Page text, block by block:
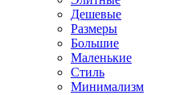
Дешевые
Размеры
Большие
Маленькие
Стиль
Минимализм